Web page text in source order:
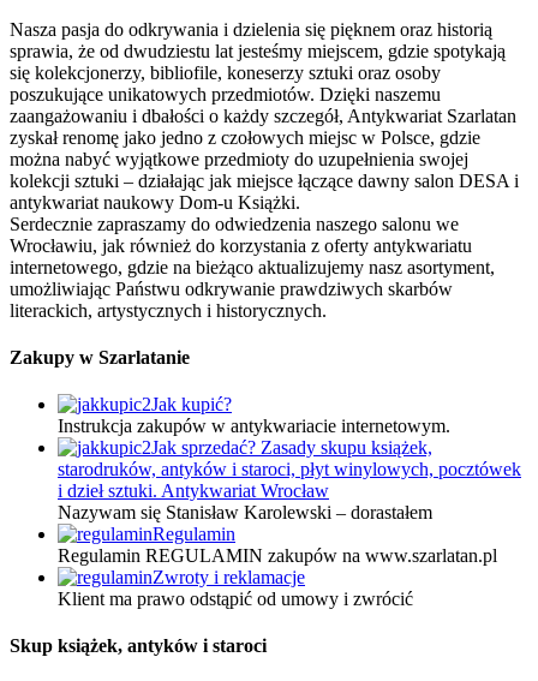
Nasza pasja do odkrywania i dzielenia się pięknem oraz historią
sprawia, że od dwudziestu lat jesteśmy miejscem, gdzie spotykają
się kolekcjonerzy, bibliofile, koneserzy sztuki oraz osoby
poszukujące unikatowych przedmiotów. Dzięki naszemu
zaangażowaniu i dbałości o każdy szczegół, Antykwariat Szarlatan
zyskał renomę jako jedno z czołowych miejsc w Polsce, gdzie
można nabyć wyjątkowe przedmioty do uzupełnienia swojej
kolekcji sztuki – działając jak miejsce łączące dawny salon DESA i
antykwariat naukowy Dom-u Książki.
Serdecznie zapraszamy do odwiedzenia naszego salonu we
Wrocławiu, jak również do korzystania z oferty antykwariatu
internetowego, gdzie na bieżąco aktualizujemy nasz asortyment,
umożliwiając Państwu odkrywanie prawdziwych skarbów
literackich, artystycznych i historycznych.
Zakupy w Szarlatanie
Jak kupić?
Instrukcja zakupów w antykwariacie internetowym.
Jak sprzedać? Zasady skupu książek,
starodruków, antyków i staroci, płyt winylowych, pocztówek
i dzieł sztuki. Antykwariat Wrocław
Nazywam się Stanisław Karolewski – dorastałem
Regulamin
Regulamin REGULAMIN zakupów na www.szarlatan.pl
Zwroty i reklamacje
Klient ma prawo odstąpić od umowy i zwrócić
Skup książek, antyków i staroci